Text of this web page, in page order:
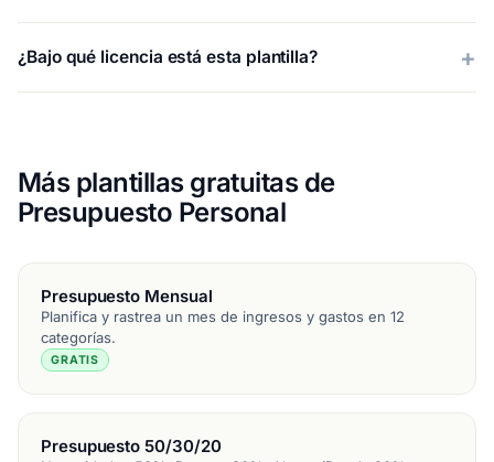
¿Bajo qué licencia está esta plantilla?
Más plantillas gratuitas de
Presupuesto Personal
Presupuesto Mensual
Planifica y rastrea un mes de ingresos y gastos en 12
categorías.
GRATIS
Presupuesto 50/30/20